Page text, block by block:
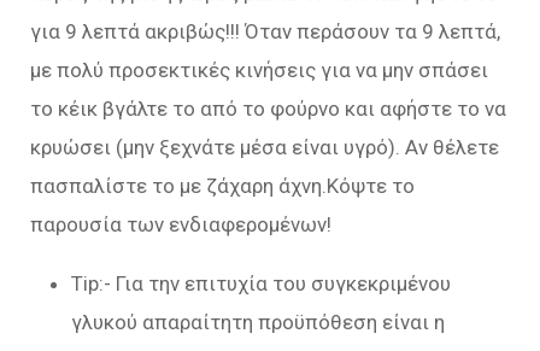
για 9 λεπτά ακριβώς!!! Όταν περάσουν τα 9 λεπτά,
με πολύ προσεκτικές κινήσεις για να μην σπάσει
το κέικ βγάλτε το από το φούρνο και αφήστε το να
κρυώσει (μην ξεχνάτε μέσα είναι υγρό). Αν θέλετε
πασπαλίστε το με ζάχαρη άχνη.Κόψτε το
παρουσία των ενδιαφερομένων!
Tip:- Για την επιτυχία του συγκεκριμένου
γλυκού απαραίτητη προϋπόθεση είναι η